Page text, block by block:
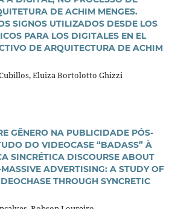
DE ACHIM MENGES.
SIGNOS UTILIZADOS DESDE LOS
PARA LOS DIGITALES EN EL
DE ARQUITECTURA DE ACHIM
Eluiza Bortolotto Ghizzi
GÊNERO NA PUBLICIDADE PÓS-
DO VIDEOCASE “BADASS” À
SINCRÉTICA DISCOURSE ABOUT
ADVERTISING: A STUDY OF
THROUGH SYNCRETIC